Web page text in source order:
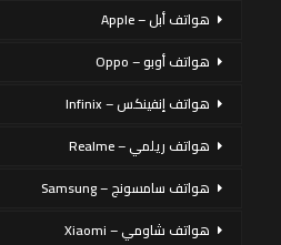
هواتف أبل – Apple
هواتف أوبو – Oppo
هواتف إنفينكس – Infinix
هواتف ريلمي – Realme
هواتف سامسونج – Samsung
هواتف شاومي – Xiaomi